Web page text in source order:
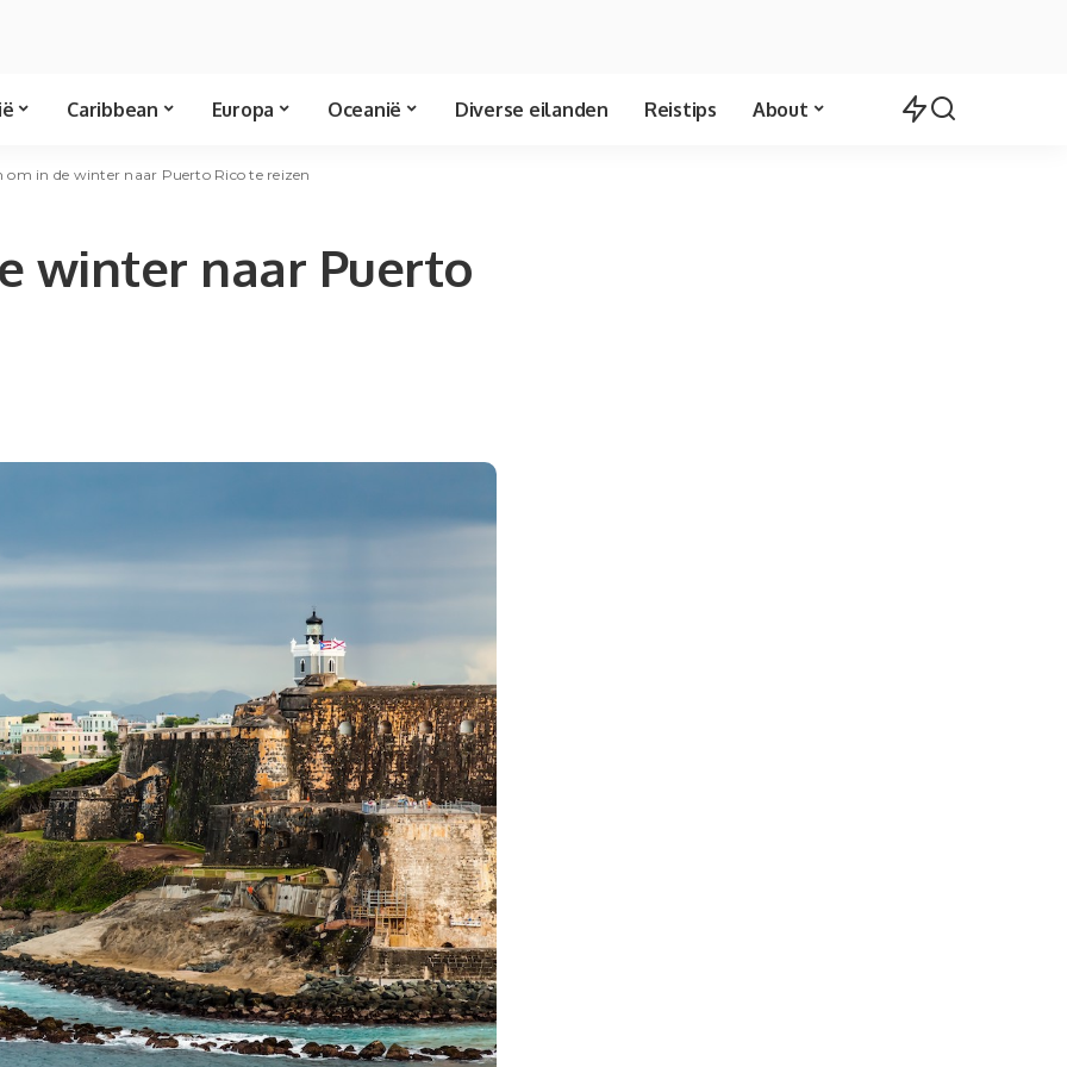
Caribbean Europa Oceanië Diverse eilanden Reistips About
om in de winter naar Puerto Rico te reizen
winter naar Puerto